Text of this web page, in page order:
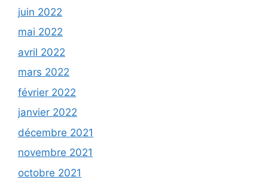
juin 2022
mai 2022
avril 2022
mars 2022
février 2022
janvier 2022
décembre 2021
novembre 2021
octobre 2021